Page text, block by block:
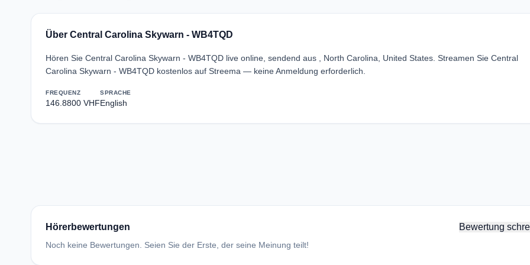
Über Central Carolina Skywarn - WB4TQD
Hören Sie Central Carolina Skywarn - WB4TQD live online, sendend aus , North Carolina, United States. Streamen Sie Central
Carolina Skywarn - WB4TQD kostenlos auf Streema — keine Anmeldung erforderlich.
FREQUENZ
146.8800 VHF
SPRACHE
English
Hörerbewertungen Bewertung
Noch keine Bewertungen. Seien Sie der Erste, der seine Meinung teilt!